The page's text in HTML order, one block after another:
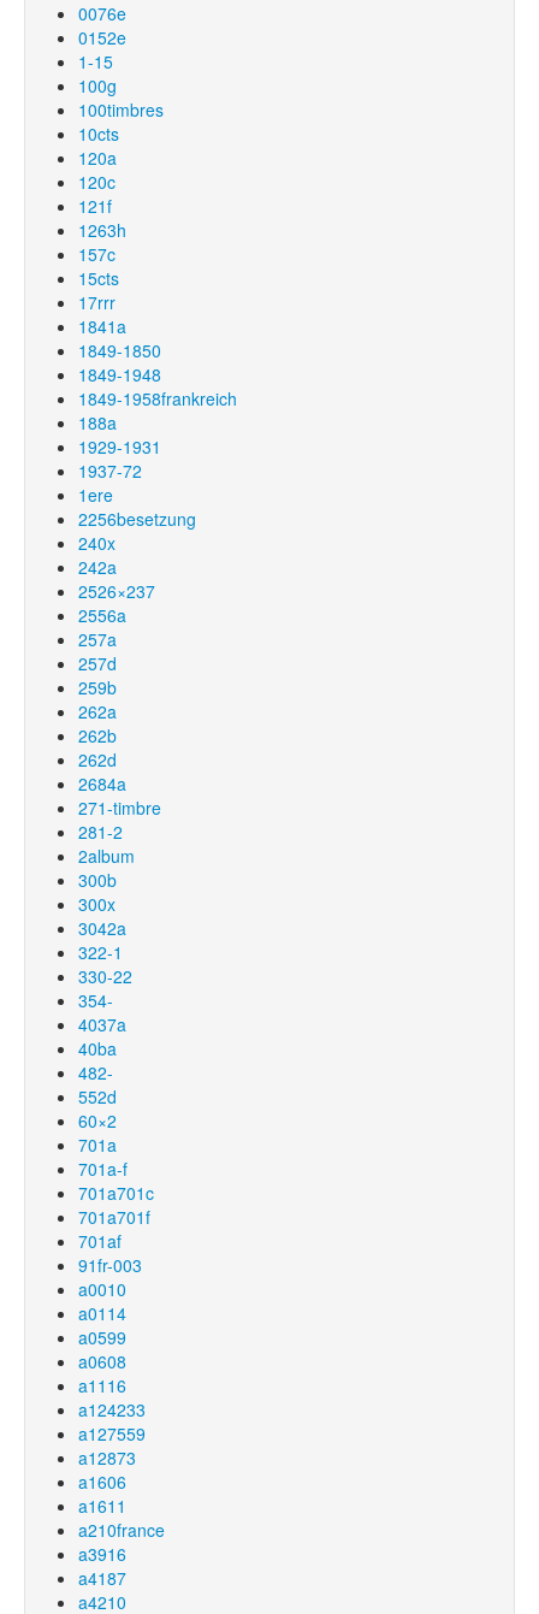
0076e
0152e
1-15
100g
100timbres
10cts
120a
120c
121f
1263h
157c
15cts
17rrr
1841a
1849-1850
1849-1948
1849-1958frankreich
188a
1929-1931
1937-72
1ere
2256besetzung
240x
242a
2526×237
2556a
257a
257d
259b
262a
262b
262d
2684a
271-timbre
281-2
2album
300b
300x
3042a
322-1
330-22
354-
4037a
40ba
482-
552d
60×2
701a
701a-f
701a701c
701a701f
701af
91fr-003
a0010
a0114
a0599
a0608
a1116
a124233
a127559
a12873
a1606
a1611
a210france
a3916
a4187
a4210